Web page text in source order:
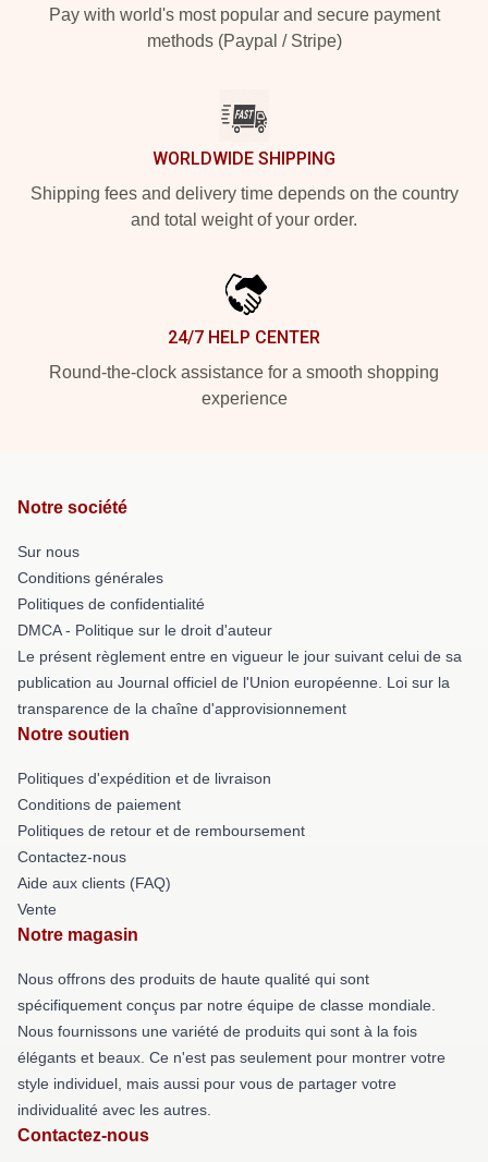
Pay with world's most popular and secure payment
methods (Paypal / Stripe)
WORLDWIDE SHIPPING
Shipping fees and delivery time depends on the country
and total weight of your order.
24/7 HELP CENTER
Round-the-clock assistance for a smooth shopping
experience
Notre société
Sur nous
Conditions générales
Politiques de confidentialité
DMCA - Politique sur le droit d'auteur
Le présent règlement entre en vigueur le jour suivant celui de sa
publication au Journal officiel de l'Union européenne. Loi sur la
transparence de la chaîne d'approvisionnement
Notre soutien
Politiques d'expédition et de livraison
Conditions de paiement
Politiques de retour et de remboursement
Contactez-nous
Aide aux clients (FAQ)
Vente
Notre magasin
Nous offrons des produits de haute qualité qui sont
spécifiquement conçus par notre équipe de classe mondiale.
Nous fournissons une variété de produits qui sont à la fois
élégants et beaux. Ce n'est pas seulement pour montrer votre
style individuel, mais aussi pour vous de partager votre
individualité avec les autres.
Contactez-nous